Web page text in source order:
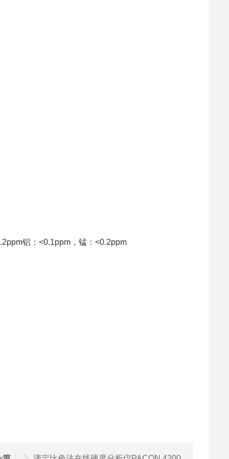
铝：<0.1ppm，锰：<0.2ppm